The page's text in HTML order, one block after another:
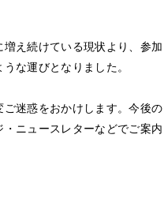
え続けている現状より、参加
な運びとなりました。
迷惑をおかけします。今後の
ニュースレターなどでご案内